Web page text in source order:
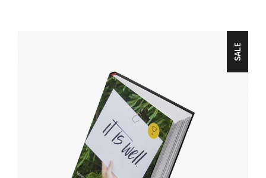
SALE
IN DEN WARENKORB